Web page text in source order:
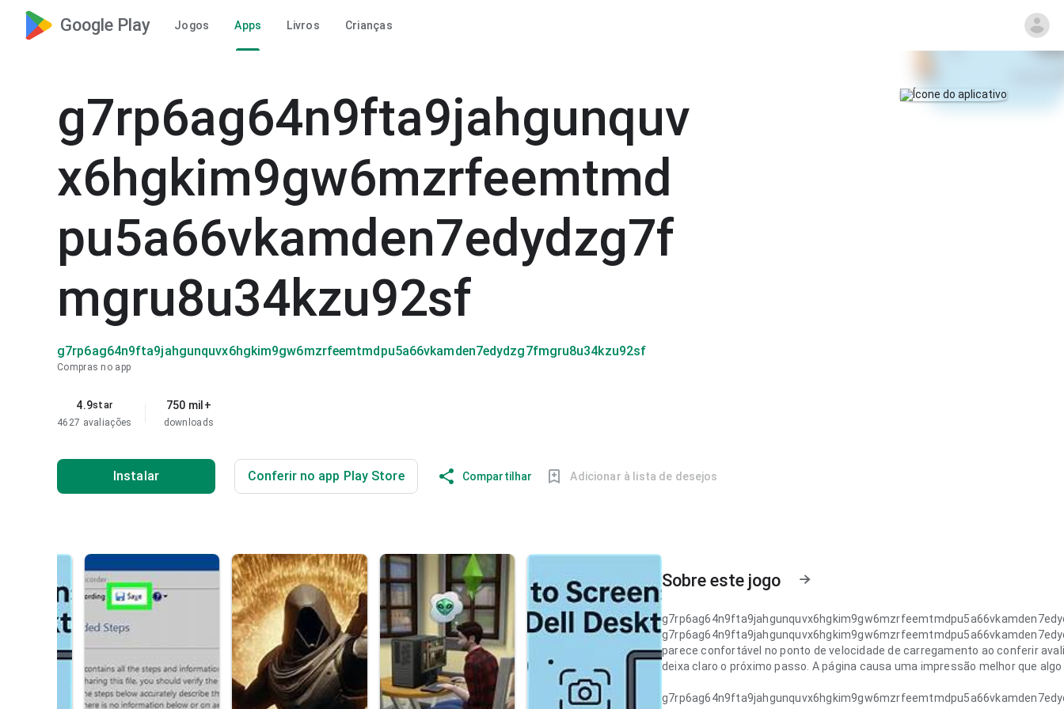
Google Play Jogos Apps Livros Crianças
g7rp6ag64n9fta9jahgunquv
x6hgkim9gw6mzrfeemtmd
pu5a66vkamden7edydzg7f
mgru8u34kzu92sf
g7rp6ag64n9fta9jahgunquvx6hgkim9gw6mzrfeemtmdpu5a66vkamden7edydzg7fmgru8u34kzu92sf
Compras no app
4.9star
4627 avaliações
750 mil+
downloads
Instalar Conferir no app Play Store Compartilhar Adicionar à lista de desejos
Sobre este jogo
parece confortável no ponto de velocidade de carregamento ao conferir
deixa claro o próximo passo. A página causa uma impressão melhor que